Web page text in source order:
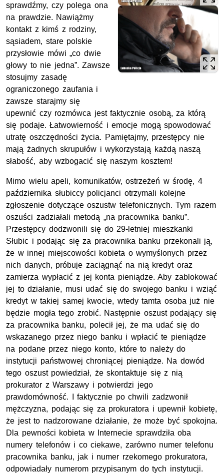
sprawdźmy, czy polega ona
na prawdzie. Nawiążmy
kontakt z kimś z rodziny,
sąsiadem, stare polskie
przysłowie mówi „co dwie
głowy to nie jedna”. Zawsze
stosujmy zasadę
ograniczonego zaufania i
zawsze starajmy się
upewnić czy rozmówca jest faktycznie osobą, za którą
się podaje. Łatwowierność i emocje mogą spowodować
utratę oszczędności życia. Pamiętajmy, przestępcy nie
mają żadnych skrupułów i wykorzystają każdą naszą
słabość, aby wzbogacić się naszym kosztem!
Mimo wielu apeli, komunikatów, ostrzeżeń w środę, 4
października słubiccy policjanci otrzymali kolejne
zgłoszenie dotyczące oszustw telefonicznych. Tym razem
oszuści zadziałali metodą „na pracownika banku”.
Przestępcy dodzwonili się do 29-letniej mieszkanki
Słubic i podając się za pracownika banku przekonali ją,
że w innej miejscowości kobieta o wymyślonych przez
nich danych, próbuje zaciągnąć na nią kredyt oraz
zamierza wypłacić z jej konta pieniądze. Aby zablokować
jej to działanie, musi udać się do swojego banku i wziąć
kredyt w takiej samej kwocie, wtedy tamta osoba już nie
będzie mogła tego zrobić. Następnie oszust podający się
za pracownika banku, polecił jej, że ma udać się do
wskazanego przez niego banku i wpłacić te pieniądze
na podane przez niego konto, które to należy do
instytucji państwowej chroniącej pieniądze. Na dowód
tego oszust powiedział, że skontaktuje się z nią
prokurator z Warszawy i potwierdzi jego
prawdomówność. I faktycznie po chwili zadzwonił
mężczyzna, podając się za prokuratora i upewnił kobietę,
że jest to nadzorowane działanie, że może być spokojna.
Dla pewności kobieta w Internecie sprawdziła oba
numery telefonów i co ciekawe, zarówno numer telefonu
pracownika banku, jak i numer rzekomego prokuratora,
odpowiadały numerom przypisanym do tych instytucji.